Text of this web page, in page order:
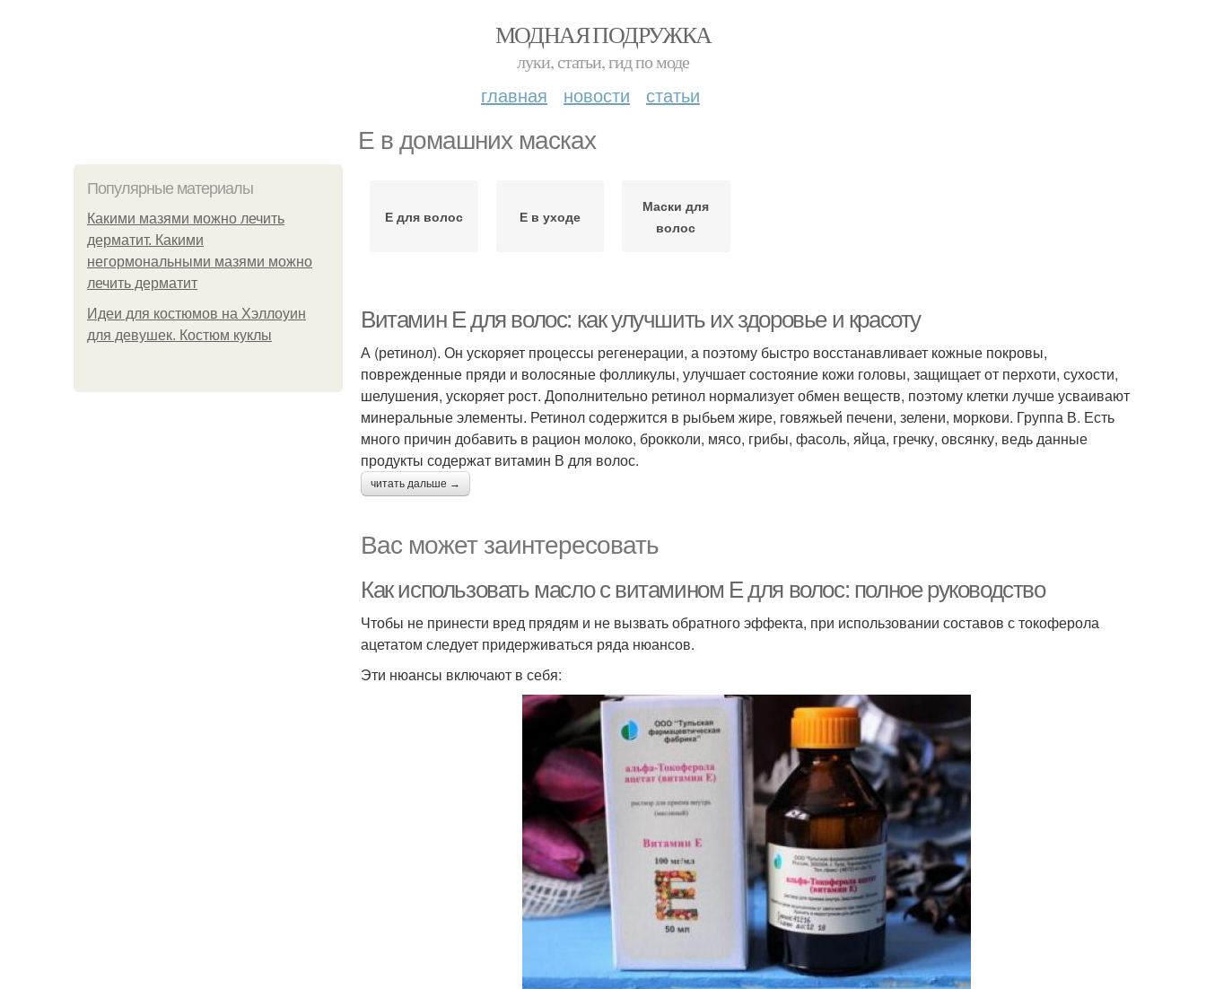
МОДНАЯ ПОДРУЖКА
луки, статьи, гид по моде
главная новости статьи
Е в домашних масках
Популярные материалы
Какими мазями можно лечить
дерматит. Какими
негормональными мазями можно
лечить дерматит
Идеи для костюмов на Хэллоуин
для девушек. Костюм куклы
Е для волос Е в уходе
Маски для
волос
Витамин Е для волос: как улучшить их здоровье и красоту
А (ретинол). Он ускоряет процессы регенерации, а поэтому быстро восстанавливает кожные покровы,
поврежденные пряди и волосяные фолликулы, улучшает состояние кожи головы, защищает от перхоти, сухости,
шелушения, ускоряет рост. Дополнительно ретинол нормализует обмен веществ, поэтому клетки лучше усваивают
минеральные элементы. Ретинол содержится в рыбьем жире, говяжьей печени, зелени, моркови. Группа В. Есть
много причин добавить в рацион молоко, брокколи, мясо, грибы, фасоль, яйца, гречку, овсянку, ведь данные
продукты содержат витамин В для волос.
читать дальше →
Вас может заинтересовать
Как использовать масло с витамином Е для волос: полное руководство
Чтобы не принести вред прядям и не вызвать обратного эффекта, при использовании составов с токоферола
ацетатом следует придерживаться ряда нюансов.
Эти нюансы включают в себя: